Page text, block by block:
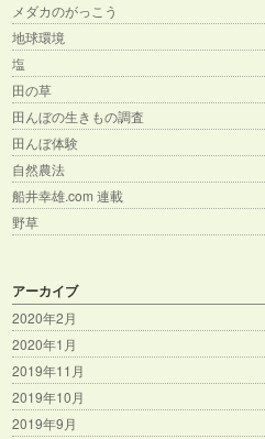
メダカのがっこう
地球環境
塩
田の草
田んぼの生きもの調査
田んぼ体験
自然農法
船井幸雄.com 連載
野草
アーカイブ
2020年2月
2020年1月
2019年11月
2019年10月
2019年9月